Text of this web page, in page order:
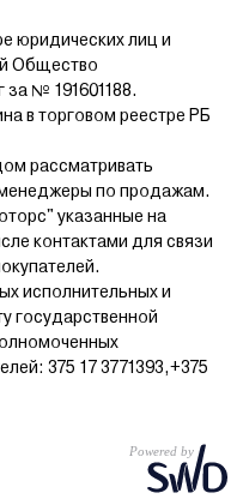
юридических лиц и
Общество
за № 191601188.
в торговом реестре РБ
рассматривать
по продажам.
указанные на
контактами для связи
исполнительных и
государственной
375 17 3771393,+375